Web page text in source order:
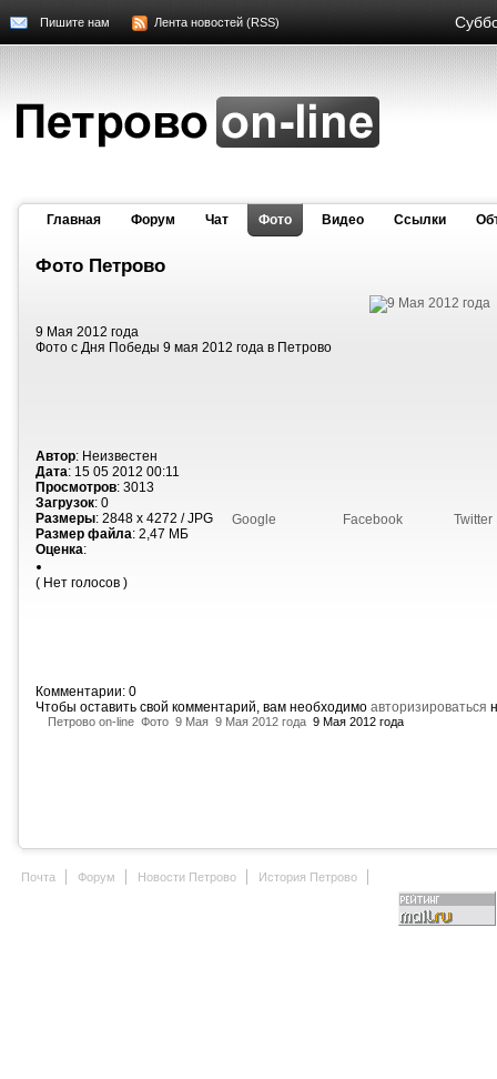
Пишите нам Лента новостей (RSS)
Главная Форум Чат Фото Видео Cсылки
Фото Петрово
9 Мая 2012 года
Фото с Дня Победы 9 мая 2012 года в Петрово
Автор: Неизвестен
Дата: 15 05 2012 00:11
Просмотров: 3013
Загрузок: 0
Размеры: 2848 x 4272 / JPG
Размер файла: 2,47 МБ
Оценка:
( Нет голосов )
Google Facebook Twitter
Комментарии: 0
Чтобы оставить свой комментарий, вам необходимо авторизироваться
Петрово on-line Фото 9 Мая 9 Мая 2012 года 9 Мая 2012 года
Почта Форум Новости Петрово История Петрово